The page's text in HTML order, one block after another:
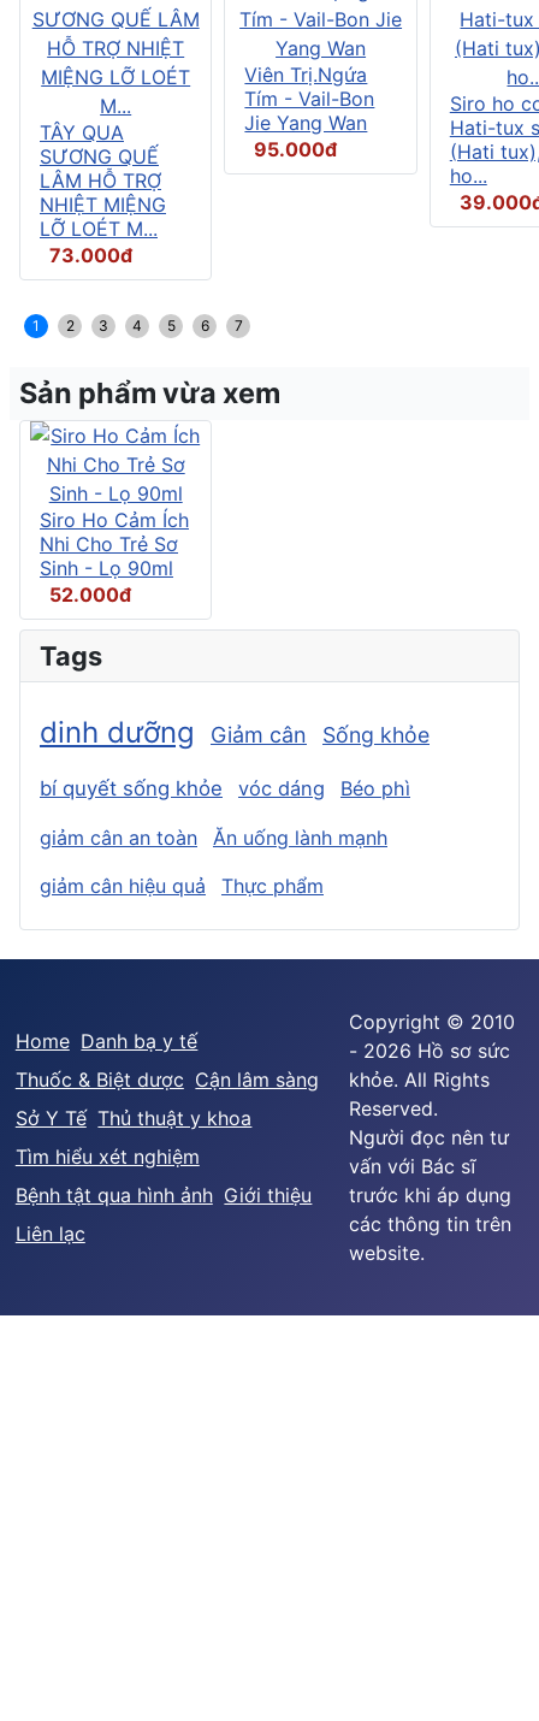
TÂY QUA
SƯƠNG QUẾ
LÂM HỖ TRỢ
NHIỆT MIỆNG
LỠ LOÉT M...
73.000đ
Viên Trị.Ngứa
Tím - Vail-Bon
Jie Yang Wan
95.000đ
Siro ho
Hati-tux
(Hati
ho...
1 2 3 4 5 6 7
Sản phẩm vừa xem
Siro Ho Cảm Ích
Nhi Cho Trẻ Sơ
Sinh - Lọ 90ml
52.000đ
Tags
dinh dưỡng Giảm cân Sống khỏe
bí quyết sống khỏe vóc dáng Béo phì
giảm cân an toàn
Ăn uống lành mạnh
giảm cân hiệu quả
Thực phẩm
Home Danh bạ y tế
Thuốc & Biệt dược Cận lâm sàng
Sở Y Tế Thủ thuật y khoa
Tìm hiểu xét nghiệm
Bệnh tật qua hình ảnh Giới thiệu
Liên lạc
Copyright © 2010
- 2026 Hồ sơ sức
khỏe. All Rights
Reserved.
Người đọc nên tư
vấn với Bác sĩ
trước khi áp dụng
các thông tin trên
website.